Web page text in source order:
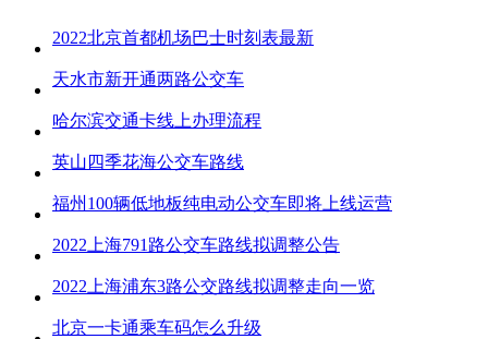
2022北京首都机场巴士时刻表最新
天水市新开通两路公交车
哈尔滨交通卡线上办理流程
英山四季花海公交车路线
福州100辆低地板纯电动公交车即将上线运营
2022上海791路公交车路线拟调整公告
2022上海浦东3路公交路线拟调整走向一览
北京一卡通乘车码怎么升级